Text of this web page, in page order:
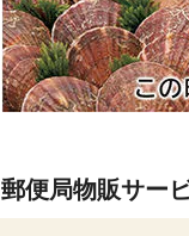
郵便局物販サー